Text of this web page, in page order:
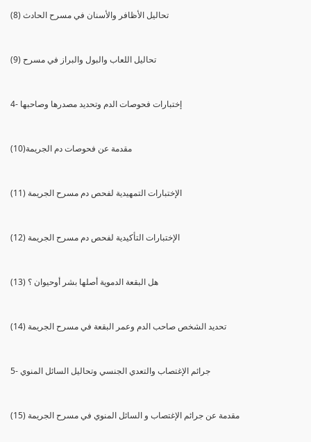
(8) تحاليل الأظافر والأسنان في مسرح الحادث
(9) تحاليل اللعاب والبول والبراز في مسرح
4- إختبارات فحوصات الدم وتحديد مصدرها وصاحبها
(10)مقدمة عن فحوصات دم الجريمة
(11) الإختبارات التمهيدية لفحص دم مسرح الجريمة
(12) الإختبارات التأكيدية لفحص دم مسرح الجريمة
(13) هل البقعة الدموية أصلها بشر أوحيوان ؟
(14) تحديد الشخص صاحب الدم وعمر البقعة في مسرح الجريمة
5- جرائم الإغتصاب والتعدي الجنسي وتحاليل السائل المنوي
(15) مقدمة عن جرائم الإغتصاب و السائل المنوي في مسرح الجريمة